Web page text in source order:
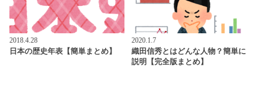
2018.4.28
日本の歴史年表【簡単まとめ】
2020.1.7
織田信秀とはどんな人物？簡単に
説明【完全版まとめ】